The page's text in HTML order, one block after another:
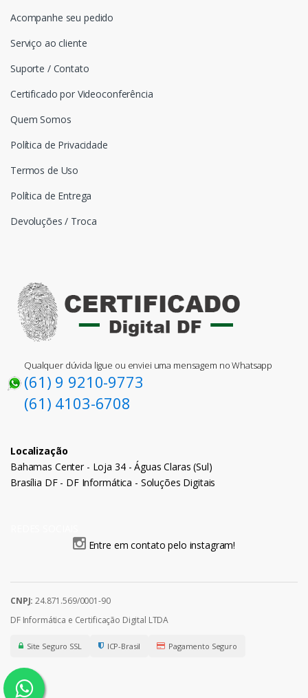
Acompanhe seu pedido
Serviço ao cliente
Suporte / Contato
Certificado por Videoconferência
Quem Somos
Política de Privacidade
Termos de Uso
Política de Entrega
Devoluções / Troca
Qualquer dúvida ligue ou enviei uma mensagem no Whatsapp
(61) 9 9210-9773
(61) 4103-6708
Localização
Bahamas Center - Loja 34 - Águas Claras (Sul)
Brasília DF - DF Informática - Soluções Digitais
Entre em contato pelo instagram!
CNPJ: 24.871.569/0001-90
DF Informática e Certificação Digital LTDA
Site Seguro SSL ICP-Brasil Pagamento Seguro